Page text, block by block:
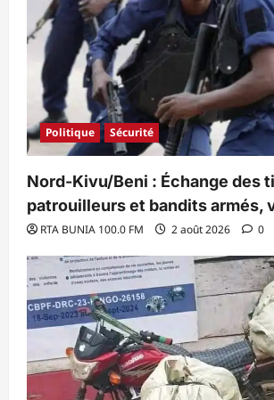
Politique Sécurité
Nord-Kivu/Beni : Échange des
patrouilleurs et bandits armés,
RTA BUNIA 100.0 FM 2 août 2026 0